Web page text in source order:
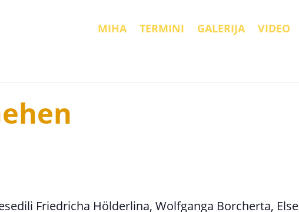
MIHA TERMINI GALERIJA VIDEO
Friedricha Hölderlina, Wolfganga Borcherta, Else